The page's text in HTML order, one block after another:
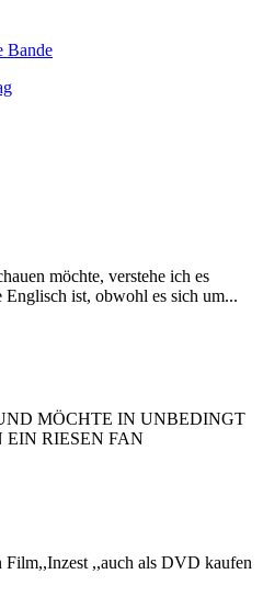
Bande
möchte, verstehe ich es
ist, obwohl es sich um...
MÖCHTE IN UNBEDINGT
RIESEN FAN
Film,,Inzest ,,auch als DVD kaufen